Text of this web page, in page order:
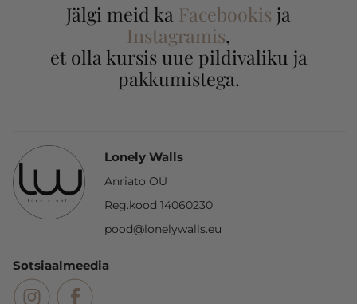
Jälgi meid ka Facebookis ja
Instagramis,
et olla kursis uue pildivaliku ja
pakkumistega.
Lonely Walls
Anriato OÜ
Reg.kood 14060230
pood@lonelywalls.eu
Sotsiaalmeedia